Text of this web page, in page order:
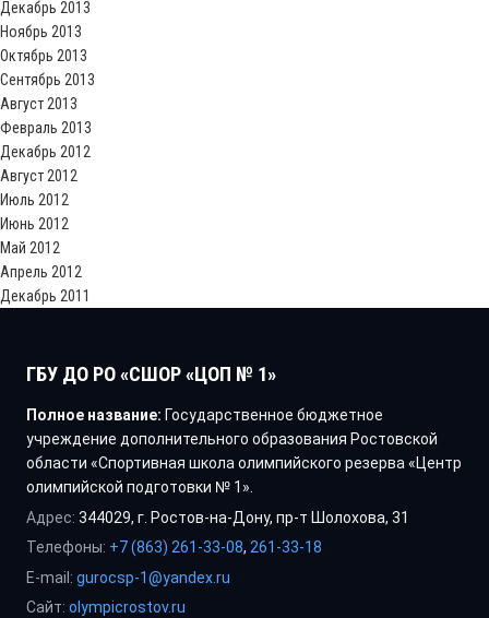
Декабрь 2013
Ноябрь 2013
Октябрь 2013
Сентябрь 2013
Август 2013
Февраль 2013
Декабрь 2012
Август 2012
Июль 2012
Июнь 2012
Май 2012
Апрель 2012
Декабрь 2011
ГБУ ДО РО «СШОР «ЦОП № 1»
Полное название: Государственное бюджетное
учреждение дополнительного образования Ростовской
области «Спортивная школа олимпийского резерва «Центр
олимпийской подготовки № 1».
Адрес: 344029, г. Ростов-на-Дону, пр-т Шолохова, 31
Телефоны: +7 (863) 261-33-08, 261-33-18
E-mail: gurocsp-1@yandex.ru
Сайт: olympicrostov.ru